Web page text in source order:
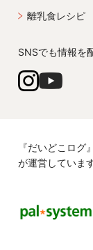
離乳食レシピ
SNSでも情報を
『だいどこロ
が運営しています